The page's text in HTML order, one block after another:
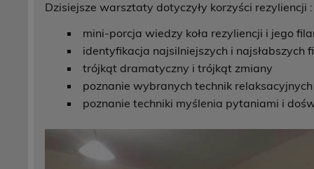
Dzisiejsze warsztaty dotyczyły korzyści rezyliencji :
mini-porcja wiedzy koła rezyliencji i jego
identyfikacja najsilniejszych i najsłabszych
trójkąt dramatyczny i trójkąt zmiany
poznanie wybranych technik relaksacyjnych
poznanie techniki myślenia pytaniami i